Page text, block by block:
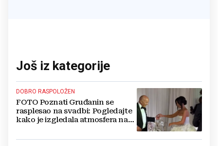
Još iz kategorije
DOBRO RASPOLOŽEN
FOTO Poznati Gruđanin se
rasplesao na svadbi: Pogledajte
kako je izgledala atmosfera na